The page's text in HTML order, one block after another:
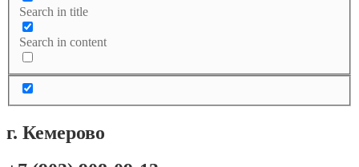
Search in title
Search in content
г. Кемерово